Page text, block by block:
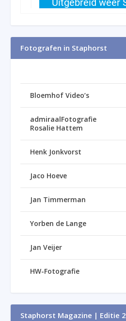
Fotografen in Staphorst
Bloemhof Video’s
admiraalFotografie
Rosalie Hattem
Henk Jonkvorst
Jaco Hoeve
Jan Timmerman
Yorben de Lange
Jan Veijer
HW-Fotografie
Staphorst Magazine | Editie 2